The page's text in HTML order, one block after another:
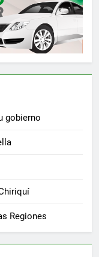
gobierno
Regiones